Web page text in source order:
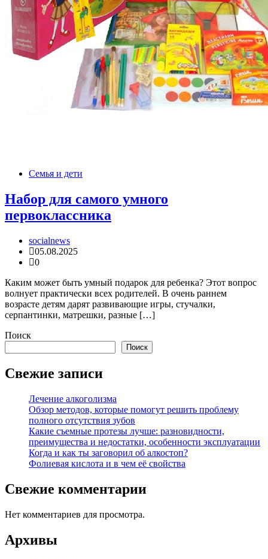
Семья и дети
Набор для самого умного
первоклассника
socialnews
05.08.2025
0
Каким может быть умный подарок для ребенка? Этот вопрос
волнует практически всех родителей. В очень раннем
возрасте детям дарят развивающие игры, стучалки,
серпантинки, матрешки, разные […]
Поиск
Поиск
Свежие записи
Лечение алкоголизма
Обзор методов, которые помогут решить проблему
полного отсутствия зубов
Какие съемные протезы лучше: разновидности,
преимущества и недостатки, особенности эксплуатации
Когда и как ты заговорил об алкостоп?
Фолиевая кислота и в чем её свойства
Свежие комментарии
Нет комментариев для просмотра.
Архивы